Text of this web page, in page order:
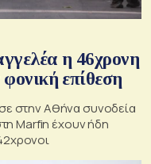
η 46χρονη
επίθεση
στην Αθήνα συνοδεία
Marfin έχουν ήδη